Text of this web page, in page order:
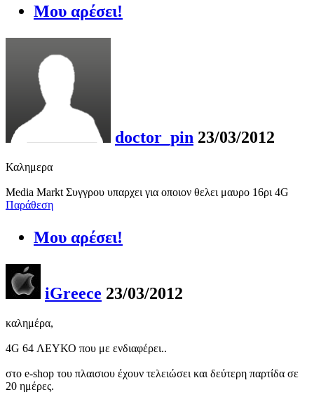
Μου αρέσει!
doctor_pin 23/03/2012
Καλημερα
Media Markt Συγγρου υπαρχει για οποιον θελει μαυρο 16ρι 4G
Παράθεση
Μου αρέσει!
iGreece 23/03/2012
καλημέρα,
4G 64 ΛΕΥΚΟ που με ενδιαφέρει..
στο e-shop του πλαισιου έχουν τελειώσει και δεύτερη παρτίδα σε
20 ημέρες.